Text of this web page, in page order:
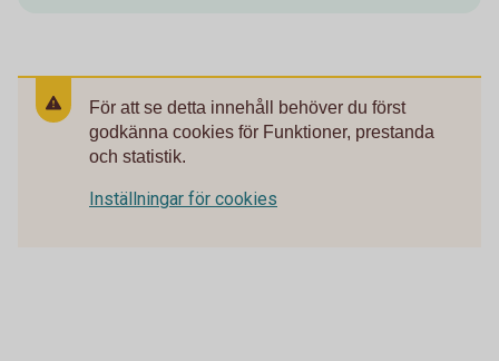
För att se detta innehåll behöver du först
godkänna cookies för Funktioner, prestanda
och statistik.
Inställningar för cookies